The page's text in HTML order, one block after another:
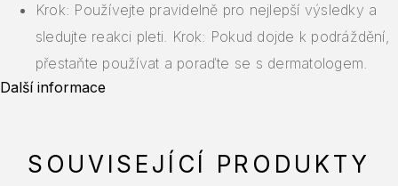
Krok: Používejte pravidelně pro nejlepší výsledky a
sledujte reakci pleti. Krok: Pokud dojde k podráždění,
přestaňte používat a poraďte se s dermatologem.
Další informace
SOUVISEJÍCÍ PRODUKTY